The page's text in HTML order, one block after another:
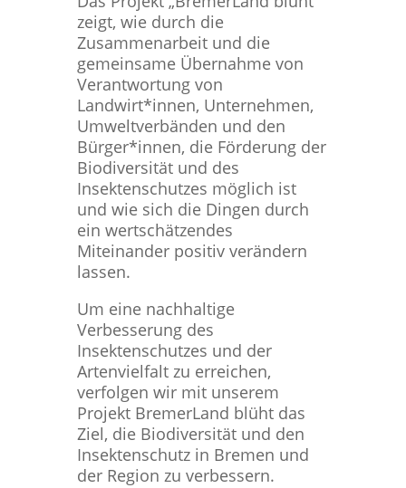
zeigt, wie durch die
Zusammenarbeit und die
gemeinsame Übernahme von
Verantwortung von
Landwirt*innen, Unternehmen,
Umweltverbänden und den
Bürger*innen, die Förderung der
Biodiversität und des
Insektenschutzes möglich ist
und wie sich die Dingen durch
ein wertschätzendes
Miteinander positiv verändern
lassen.
Um eine nachhaltige
Verbesserung des
Insektenschutzes und der
Artenvielfalt zu erreichen,
verfolgen wir mit unserem
Projekt BremerLand blüht das
Ziel, die Biodiversität und den
Insektenschutz in Bremen und
der Region zu verbessern.